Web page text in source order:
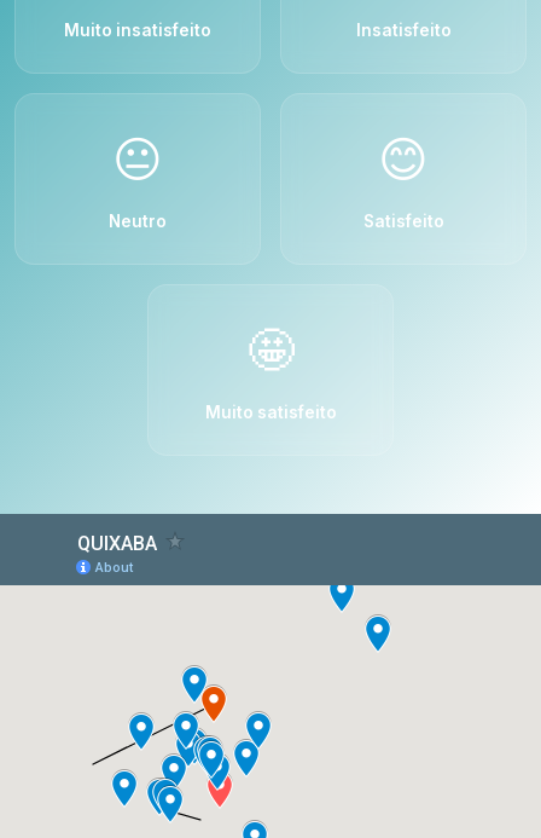
Muito insatisfeito Insatisfeito
😐
Neutro
😊
Satisfeito
🤩
Muito satisfeito